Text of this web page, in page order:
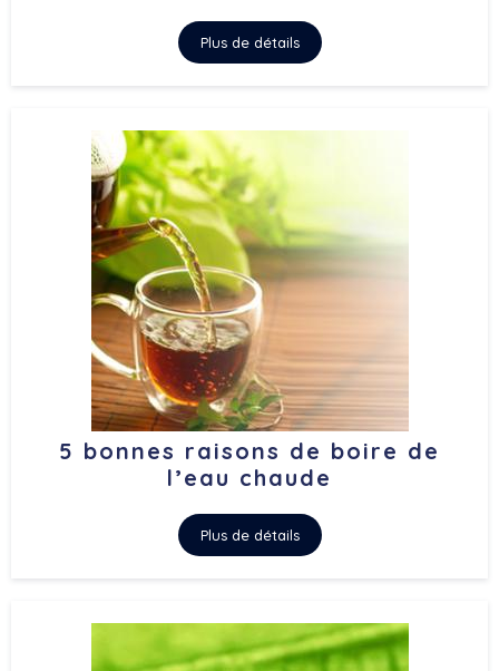
Plus de détails
5 bonnes raisons de boire de
l’eau chaude
Plus de détails